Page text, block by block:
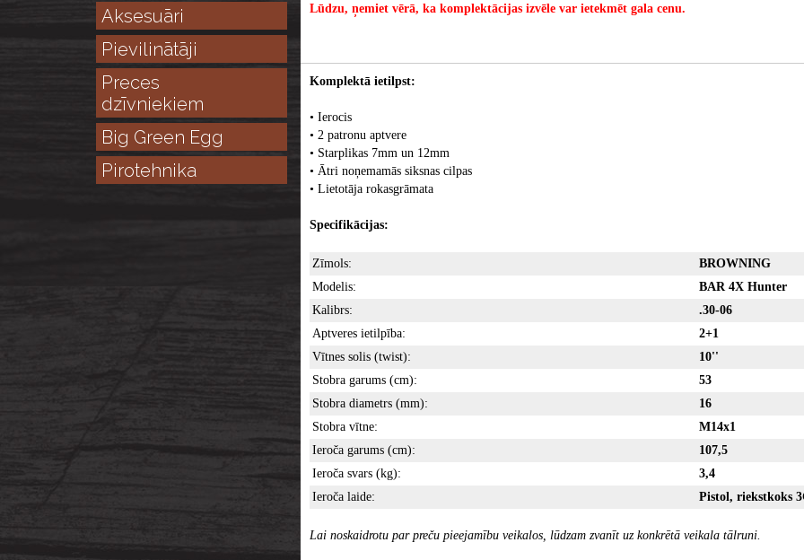
Aksesuāri
Pievilinātāji
Preces
dzīvniekiem
Big Green Egg
Pirotehnika
Lūdzu, ņemiet vērā, ka komplektācijas izvēle var ietekmēt gala cenu.
Komplektā ietilpst:
• Ierocis
• 2 patronu aptvere
• Starplikas 7mm un 12mm
• Ātri noņemamās siksnas cilpas
• Lietotāja rokasgrāmata
Specifikācijas:
Zīmols:
BROWNING
Modelis:
BAR 4X Hunter
Kalibrs:
.30-06
Aptveres ietilpība:
2+1
Vītnes solis (twist):
10''
Stobra garums (cm):
53
Stobra diametrs (mm):
16
Stobra vītne:
M14x1
Ieroča garums (cm):
107,5
Ieroča svars (kg):
3,4
Ieroča laide:
Pistol, riekstkoks
Lai noskaidrotu par preču pieejamību veikalos, lūdzam zvanīt uz konkrētā veikala tālruni.